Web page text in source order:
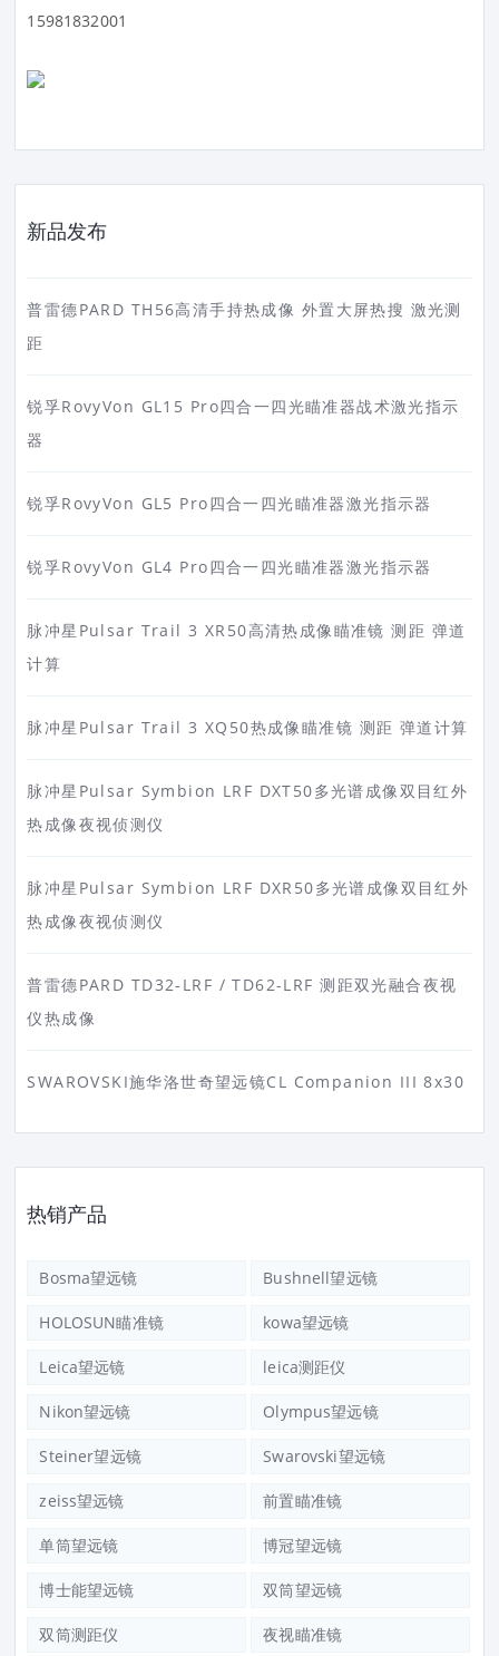
15981832001
新品发布
普雷德PARD TH56高清手持热成像 外置大屏热搜 激光测
距
锐孚RovyVon GL15 Pro四合一四光瞄准器战术激光指示
器
锐孚RovyVon GL5 Pro四合一四光瞄准器激光指示器
锐孚RovyVon GL4 Pro四合一四光瞄准器激光指示器
脉冲星Pulsar Trail 3 XR50高清热成像瞄准镜 测距 弹道
计算
脉冲星Pulsar Trail 3 XQ50热成像瞄准镜 测距 弹道计算
脉冲星Pulsar Symbion LRF DXT50多光谱成像双目红外
热成像夜视侦测仪
脉冲星Pulsar Symbion LRF DXR50多光谱成像双目红外
热成像夜视侦测仪
普雷德PARD TD32-LRF / TD62-LRF 测距双光融合夜视
仪热成像
SWAROVSKI施华洛世奇望远镜CL Companion III 8x30
热销产品
Bosma望远镜 Bushnell望远镜
HOLOSUN瞄准镜 kowa望远镜
Leica望远镜 leica测距仪
Nikon望远镜 Olympus望远镜
Steiner望远镜 Swarovski望远镜
zeiss望远镜 前置瞄准镜
单筒望远镜 博冠望远镜
博士能望远镜 双筒望远镜
双筒测距仪 夜视瞄准镜